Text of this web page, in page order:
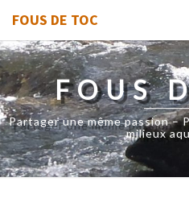
FOUS DE TOC
FOUS
Partager une même passion –
milieux